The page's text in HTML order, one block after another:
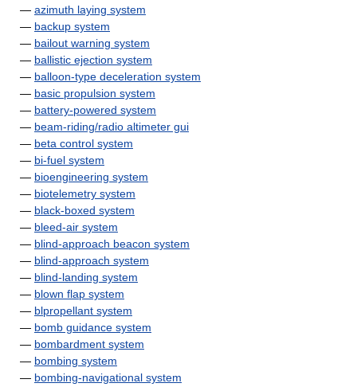
— azimuth laying system
— backup system
— bailout warning system
— ballistic ejection system
— balloon-type deceleration system
— basic propulsion system
— battery-powered system
— beam-riding/radio altimeter gui
— beta control system
— bi-fuel system
— bioengineering system
— biotelemetry system
— black-boxed system
— bleed-air system
— blind-approach beacon system
— blind-approach system
— blind-landing system
— blown flap system
— blpropellant system
— bomb guidance system
— bombardment system
— bombing system
— bombing-navigational system